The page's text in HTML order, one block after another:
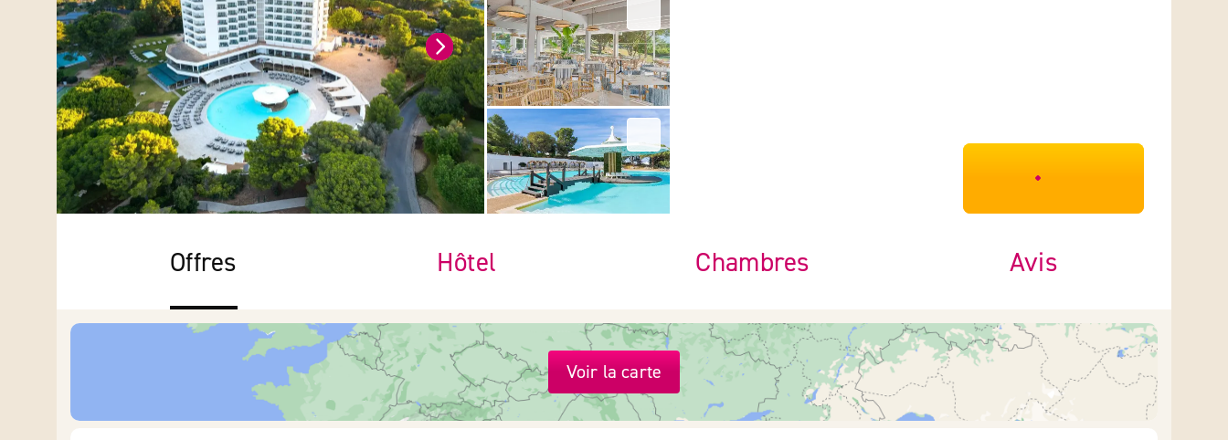
***************
Offres Hôtel Chambres Avis
Voir la carte